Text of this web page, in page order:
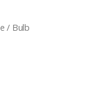
/ Bulb